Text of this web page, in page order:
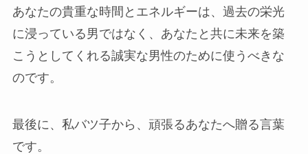
あなたの貴重な時間とエネルギーは、過去の栄光
に浸っている男ではなく、あなたと共に未来を築
こうとしてくれる誠実な男性のために使うべきな
のです。
最後に、私バツ子から、頑張るあなたへ贈る言葉
です。